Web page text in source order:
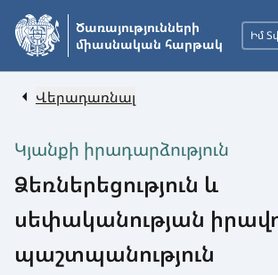
Անցնել
հիմնական
բովանդակությանը
Ծառայությունների
միասնական հարթակ
Իմ
Վերադառնալ
Կյանքի իրադարձություն
Ձեռներեցություն և
սեփականության
պաշտպանություն